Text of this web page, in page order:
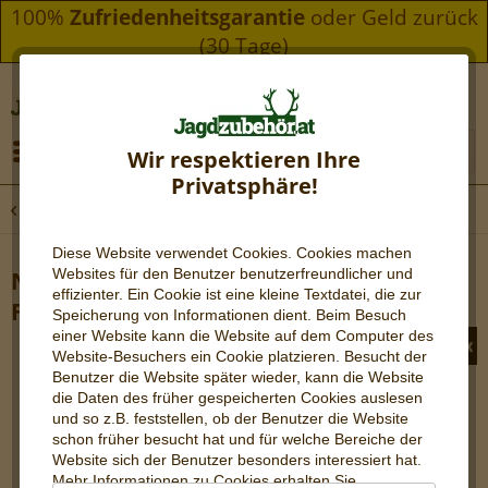
100% Zufriedenheitsgarantie oder Geld zurück
(30 Tage)
Wir respektieren Ihre
Privatsphäre!
Diese Website verwendet Cookies. Cookies machen
Websites für den Benutzer benutzerfreundlicher und
effizienter. Ein Cookie ist eine kleine Textdatei, die zur
Speicherung von Informationen dient. Beim Besuch
einer Website kann die Website auf dem Computer des
Website-Besuchers ein Cookie platzieren. Besucht der
Benutzer die Website später wieder, kann die Website
die Daten des früher gespeicherten Cookies auslesen
und so z.B. feststellen, ob der Benutzer die Website
schon früher besucht hat und für welche Bereiche der
Website sich der Benutzer besonders interessiert hat.
Mehr Informationen zu Cookies erhalten Sie
Nocpix QUEST H35R – Wärmebild-
Fernglas 640×512 px, 35 mm, LRF